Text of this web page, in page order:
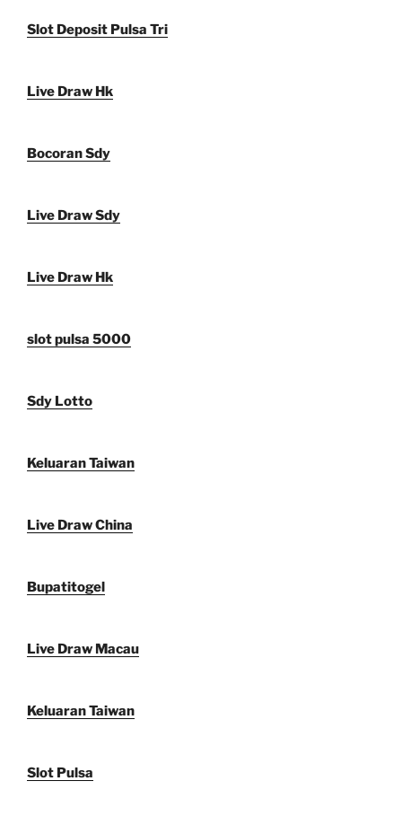
Slot Deposit Pulsa Tri
Live Draw Hk
Bocoran Sdy
Live Draw Sdy
Live Draw Hk
slot pulsa 5000
Sdy Lotto
Keluaran Taiwan
Live Draw China
Bupatitogel
Live Draw Macau
Keluaran Taiwan
Slot Pulsa